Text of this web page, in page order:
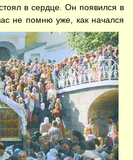
в сердце. Он появился в
не помню уже, как начался